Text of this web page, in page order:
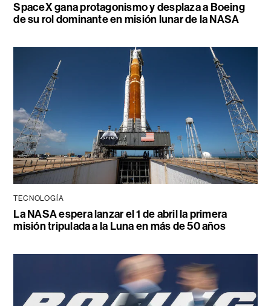
SpaceX gana protagonismo y desplaza a Boeing
de su rol dominante en misión lunar de la NASA
TECNOLOGÍA
La NASA espera lanzar el 1 de abril la primera
misión tripulada a la Luna en más de 50 años